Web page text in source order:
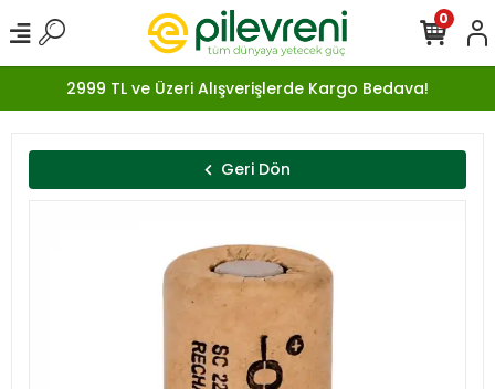
2999 TL ve Üzeri Alışverişlerde Kargo Bedava!
0
Geri Dön